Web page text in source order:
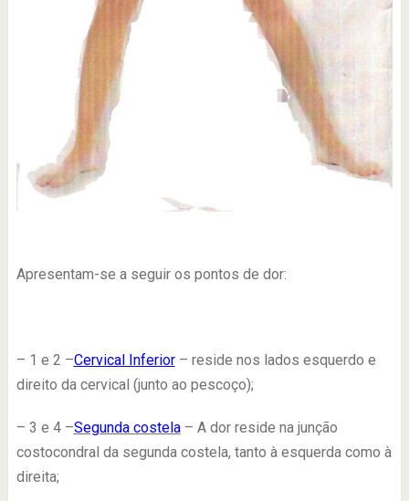
Apresentam-se a seguir os pontos de dor:
– 1 e 2 –Cervical Inferior– reside nos lados esquerdo e
direito da cervical (junto ao pescoço);
– 3 e 4 –Segunda costela– A dor reside na junção
costocondral da segunda costela, tanto à esquerda como à
direita;